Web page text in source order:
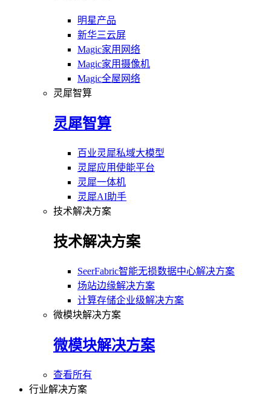
明星产品
新华三云屏
Magic家用网络
Magic家用摄像机
Magic全屋网络
灵犀智算
灵犀智算
百业灵犀私域大模型
灵犀应用使能平台
灵犀一体机
灵犀AI助手
技术解决方案
技术解决方案
SeerFabric智能无损数据中心解决方案
场站边缘解决方案
计算存储企业级解决方案
微模块解决方案
微模块解决方案
查看所有
行业解决方案